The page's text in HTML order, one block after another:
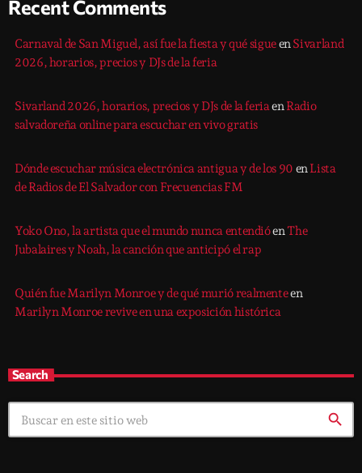
Recent Comments
Carnaval de San Miguel, así fue la fiesta y qué sigueenSivarland
2026, horarios, precios y DJs de la feria
Sivarland 2026, horarios, precios y DJs de la feriaenRadio
salvadoreña online para escuchar en vivo gratis
Dónde escuchar música electrónica antigua y de los 90 enLista
de Radios de El Salvador con Frecuencias FM
Yoko Ono, la artista que el mundo nunca entendióenThe
Jubalaires y Noah, la canción que anticipó el rap
Quién fue Marilyn Monroe y de qué murió realmenteen
Marilyn Monroe revive en una exposición histórica
Search
search